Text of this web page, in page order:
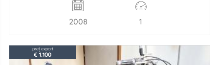
2008 1
preț export
€ 1.100